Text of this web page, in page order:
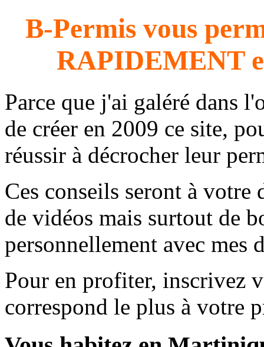
B-Permis vous
RAPIDEMENT
Parce que j'ai galéré dans
de créer en 2009 ce site,
réussir à décrocher leur
Ces conseils seront à
de vidéos mais surtout de
personnellement avec mes
Pour en profiter, inscrivez
correspond le plus à votre